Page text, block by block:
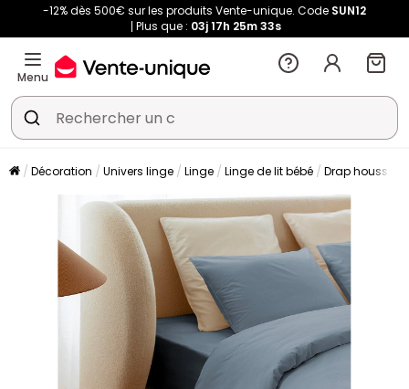
-12% dès 500€ sur les produits Vente-unique. Code SUN12
Plus que : 03j17h 25m33s
Menu
Décoration Univers linge Linge Linge de lit bébé Drap housse